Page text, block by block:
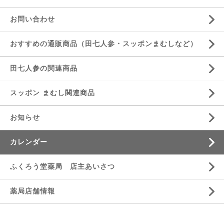
お問い合わせ
おすすめの通販商品（田七人参・スッポンまむしなど）
田七人参の関連商品
スッポン まむし関連商品
お知らせ
カレンダー
ふくろう堂薬局 店主あいさつ
薬局店舗情報